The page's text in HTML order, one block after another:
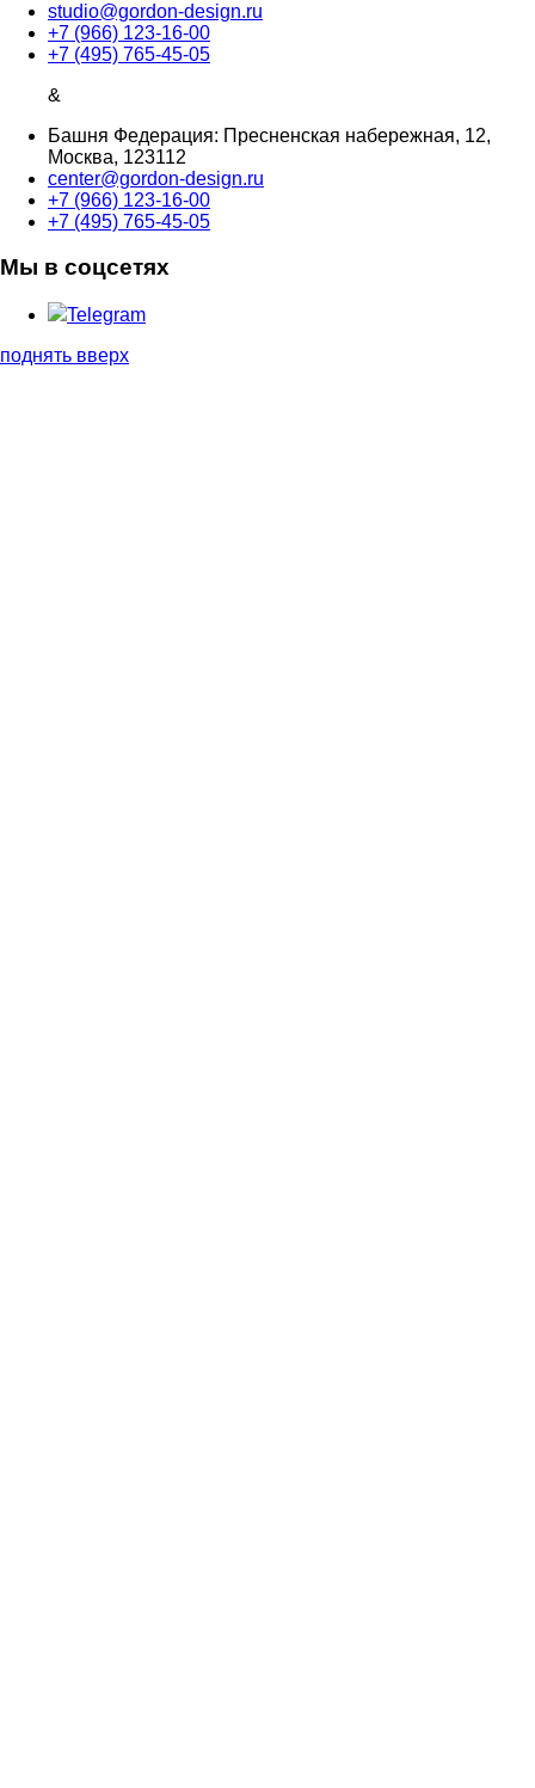
studio@gordon-design.ru
+7 (966) 123-16-00
+7 (495) 765-45-05
&
Башня Федерация: Пресненская набережная, 12,
Москва, 123112
center@gordon-design.ru
+7 (966) 123-16-00
+7 (495) 765-45-05
Мы в соцсетях
Telegram
поднять вверх